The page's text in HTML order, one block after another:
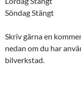
Söndag Stängt
Skriv gärna en
nedan om du har
bilverkstad.